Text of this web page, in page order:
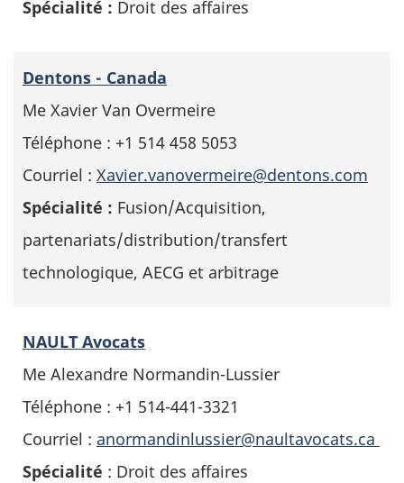
Spécialité : Droit des affaires
Dentons - Canada
Me Xavier Van Overmeire
Téléphone : +1 514 458 5053
Courriel : Xavier.vanovermeire@dentons.com
Spécialité : Fusion/Acquisition,
partenariats/distribution/transfert
technologique, AECG et arbitrage
NAULT Avocats
Me Alexandre Normandin-Lussier
Téléphone : +1 514-441-3321
Courriel : anormandinlussier@naultavocats.ca
Spécialité : Droit des affaires